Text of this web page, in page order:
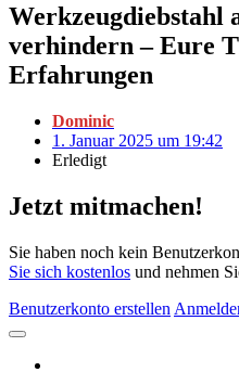
Werkzeugdiebstahl
verhindern – Eure
Erfahrungen
Dominic
1. Januar 2025 um 19:42
Erledigt
Jetzt mitmachen!
Sie haben noch kein
Sie sich kostenlos und nehmen
Benutzerkonto erstellen